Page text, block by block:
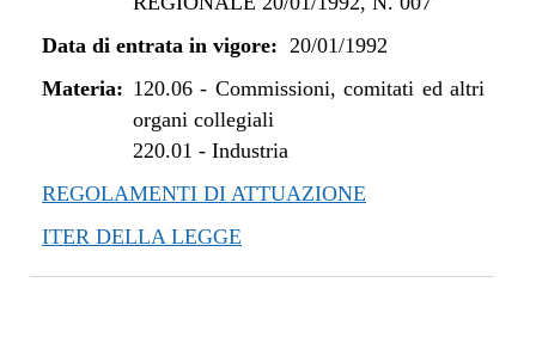
Data di entrata in vigore: 20/01/1992
Materia: 120.06- Commissioni, comitati ed altri
organi collegiali
220.01 - Industria
REGOLAMENTI DI ATTUAZIONE
ITER DELLA LEGGE